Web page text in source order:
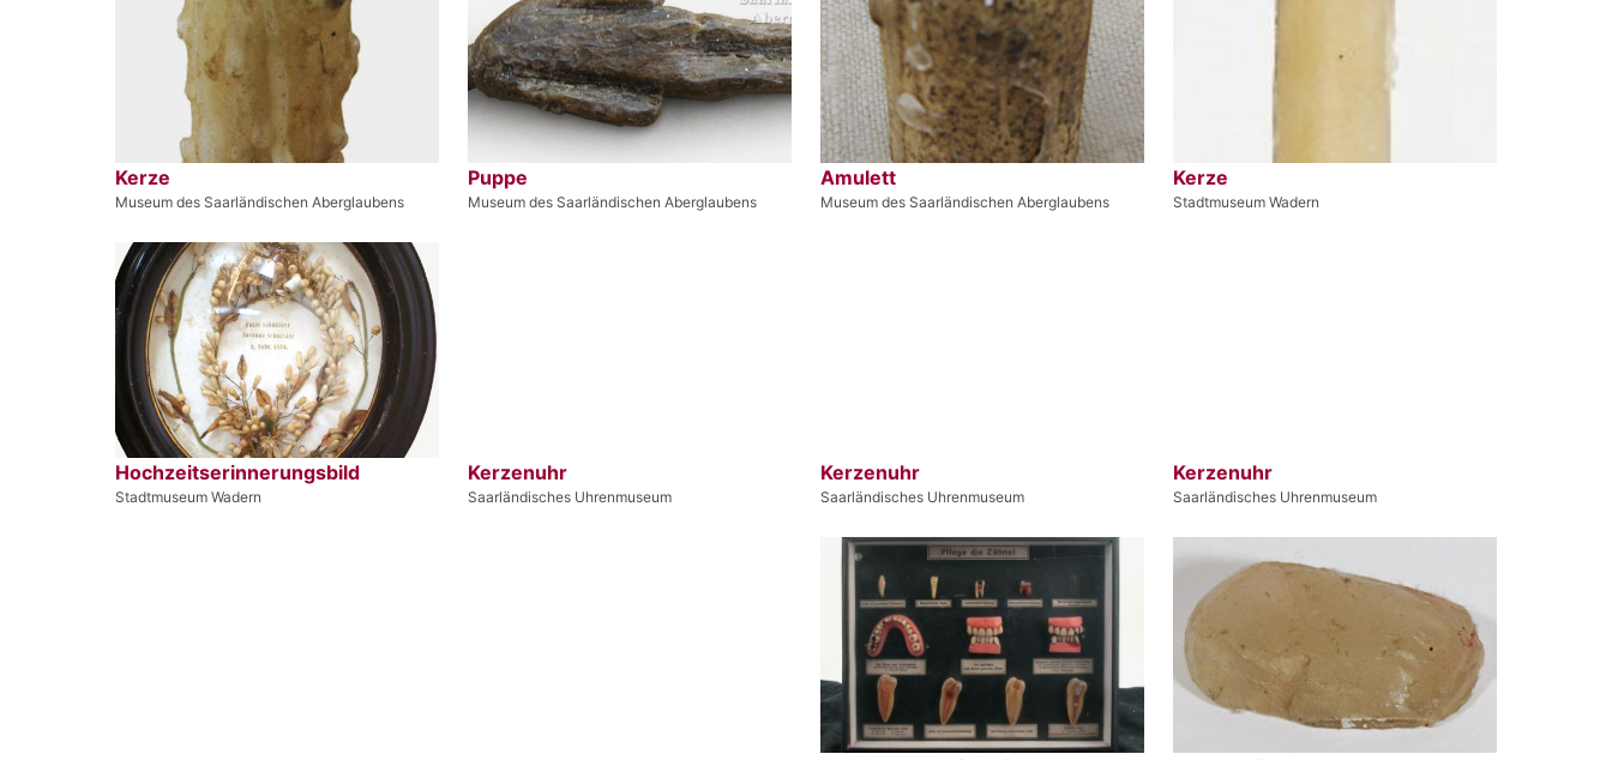
Kerze
Museum des Saarländischen Aberglaubens
Puppe
Museum des Saarländischen Aberglaubens
Amulett
Museum des Saarländischen Aberglaubens
Kerze
Stadtmuseum Wadern
Hochzeitserinnerungsbild
Stadtmuseum Wadern
Kerzenuhr
Saarländisches Uhrenmuseum
Kerzenuhr
Saarländisches Uhrenmuseum
Kerzenuhr
Saarländisches Uhrenmuseum